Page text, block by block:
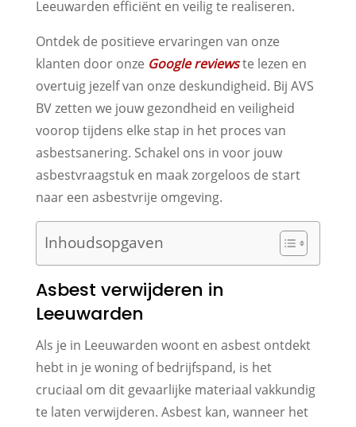
Leeuwarden efficiënt en veilig te realiseren.
Ontdek de positieve ervaringen van onze
klanten door onze Google reviewste lezen en
overtuig jezelf van onze deskundigheid. Bij AVS
BV zetten we jouw gezondheid en veiligheid
voorop tijdens elke stap in het proces van
asbestsanering. Schakel ons in voor jouw
asbestvraagstuk en maak zorgeloos de start
naar een asbestvrije omgeving.
Inhoudsopgaven
Asbest verwijderen in
Leeuwarden
Als je in Leeuwarden woont en asbest ontdekt
hebt in je woning of bedrijfspand, is het
cruciaal om dit gevaarlijke materiaal vakkundig
te laten verwijderen. Asbest kan, wanneer het